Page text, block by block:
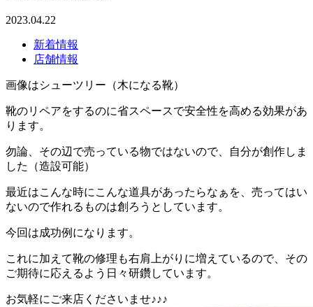
2023.04.22
新着情報
店舗情報
画像はシューツリー（木になる靴）
靴のリペアをするのに省スペースで安全性を高める効果があ
ります。
勿論、その辺で売っている物ではないので、自分が創作しま
した（造設可能）
最近はこんな時にこんな道具があったらなぁを、売ってはい
ないので作れるものは創ろうとしています。
今回は成功例になります。
これに加えて靴の修理も右肩上がりに増えているので、その
ご期待に応えるよう日々研鑽しています。
お気軽にご来店くださいませ♪♪♪